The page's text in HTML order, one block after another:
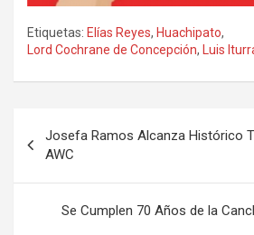
Etiquetas: Elías Reyes, Huachipato,
Lord Cochrane de Concepción, Luis
de
entradas
Josefa Ramos Alcanza Histórico
AWC
Se Cumplen 70 Años de la